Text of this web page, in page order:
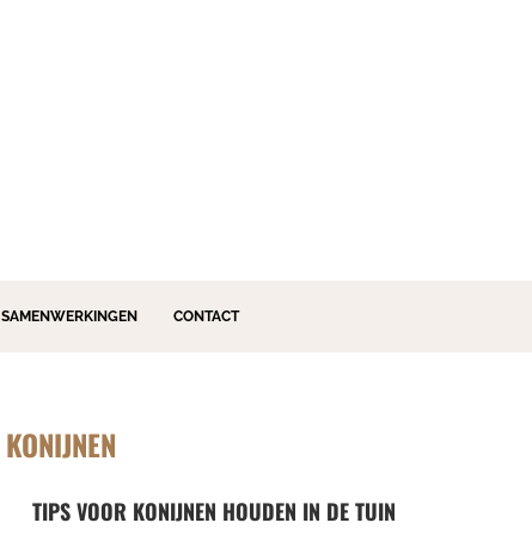
SAMENWERKINGEN CONTACT
KONIJNEN
TIPS VOOR KONIJNEN HOUDEN IN DE TUIN